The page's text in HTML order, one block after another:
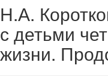
Н.А.
с детьми
жизни.